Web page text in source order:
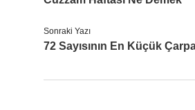
Sonraki Yazı
72 Sayısının En Küçük